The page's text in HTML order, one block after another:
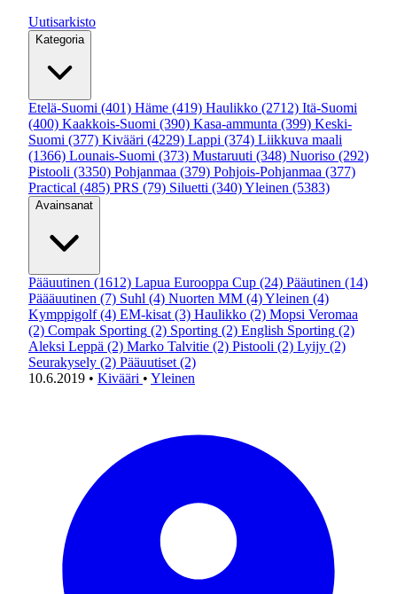
Uutisarkisto
Kategoria
Etelä-Suomi (401) Häme (419) Haulikko (2712) Itä-Suomi
(400) Kaakkois-Suomi (390) Kasa-ammunta (399) Keski-
Suomi (377) Kivääri (4229) Lappi (374) Liikkuva maali
(1366) Lounais-Suomi (373) Mustaruuti (348) Nuoriso (292)
Pistooli (3350) Pohjanmaa (379) Pohjois-Pohjanmaa (377)
Practical (485) PRS (79) Siluetti (340)Yleinen (5383)
Avainsanat
Pääuutinen (1612) Lapua Eurooppa Cup (24) Pääutinen (14)
Päääuutinen (7) Suhl (4) Nuorten MM (4)Yleinen (4)
Kymppigolf (4) EM-kisat (3) Haulikko (2) Mopsi Veromaa
(2) Compak Sporting (2) Sporting (2) English Sporting (2)
Aleksi Leppä (2) Marko Talvitie (2) Pistooli (2) Lyijy (2)
Seurakysely (2) Pääuutiset (2)
10.6.2019 • Kivääri • Yleinen